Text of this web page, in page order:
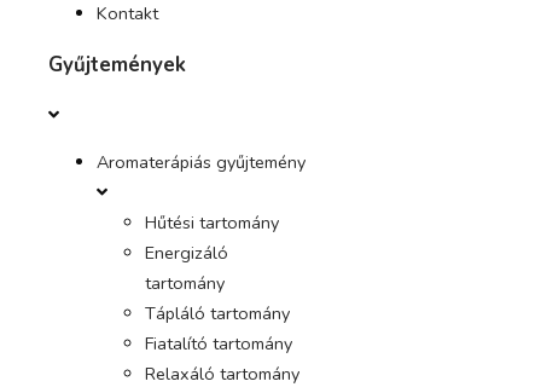
Kontakt
Gyűjtemények
Aromaterápiás gyűjtemény
Hűtési tartomány
Energizáló
tartomány
Tápláló tartomány
Fiatalító tartomány
Relaxáló tartomány